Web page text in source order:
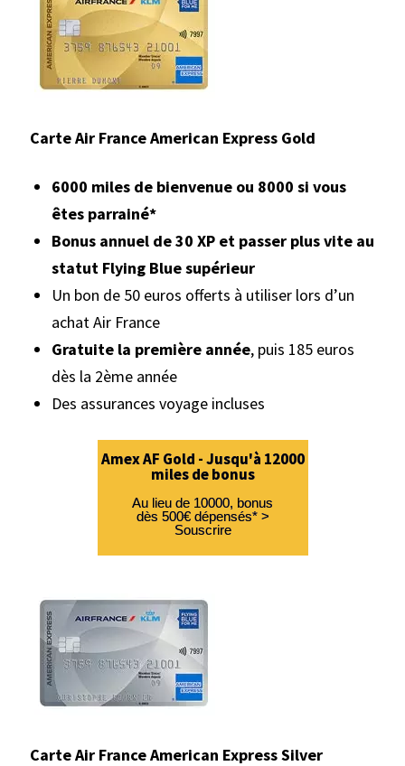
Carte Air France American Express Gold
6000 miles de bienvenue ou 8000 si vous
êtes parrainé*
Bonus annuel de 30 XP et passer plus vite au
statut Flying Blue supérieur
Un bon de 50 euros offerts à utiliser lors d’un
achat Air France
Gratuite la première année, puis 185 euros
dès la 2ème année
Des assurances voyage incluses
Amex AF Gold - Jusqu'à 12000
miles de bonus
Au lieu de 10000, bonus
dès 500€ dépensés* >
Souscrire
Carte Air France American Express Silver